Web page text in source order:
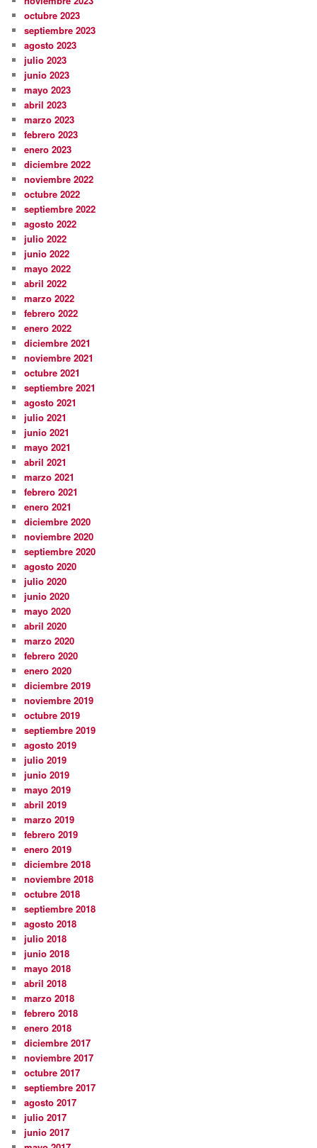
octubre 2023
septiembre 2023
agosto 2023
julio 2023
junio 2023
mayo 2023
abril 2023
marzo 2023
febrero 2023
enero 2023
diciembre 2022
noviembre 2022
octubre 2022
septiembre 2022
agosto 2022
julio 2022
junio 2022
mayo 2022
abril 2022
marzo 2022
febrero 2022
enero 2022
diciembre 2021
noviembre 2021
octubre 2021
septiembre 2021
agosto 2021
julio 2021
junio 2021
mayo 2021
abril 2021
marzo 2021
febrero 2021
enero 2021
diciembre 2020
noviembre 2020
septiembre 2020
agosto 2020
julio 2020
junio 2020
mayo 2020
abril 2020
marzo 2020
febrero 2020
enero 2020
diciembre 2019
noviembre 2019
octubre 2019
septiembre 2019
agosto 2019
julio 2019
junio 2019
mayo 2019
abril 2019
marzo 2019
febrero 2019
enero 2019
diciembre 2018
noviembre 2018
octubre 2018
septiembre 2018
agosto 2018
julio 2018
junio 2018
mayo 2018
abril 2018
marzo 2018
febrero 2018
enero 2018
diciembre 2017
noviembre 2017
octubre 2017
septiembre 2017
agosto 2017
julio 2017
junio 2017